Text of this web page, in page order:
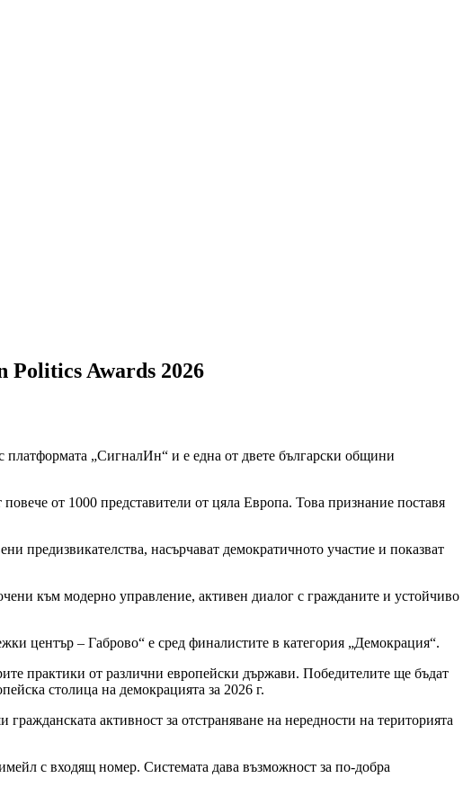
Politics Awards 2026
„СигналИн“ и е една от двете български общини
от 1000 представители от цяла Европа. Това признание поставя
предизвикателства, насърчават демократичното участие и показват
към модерно управление, активен диалог с гражданите и устойчиво
център – Габрово“ е сред финалистите в категория „Демокрация“.
практики от различни европейски държави. Победителите ще бъдат
столица на демокрацията за 2026 г.
активност за отстраняване на нередности на територията
с входящ номер. Системата дава възможност за по-добра